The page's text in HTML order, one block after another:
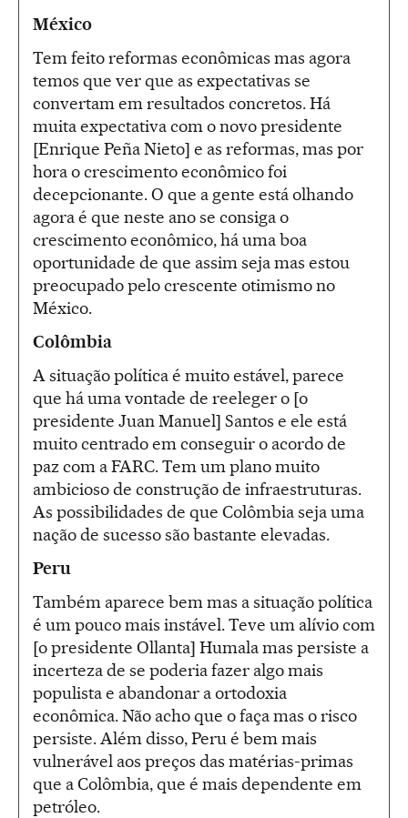
México
Tem feito reformas econômicas mas agora
temos que ver que as expectativas se
convertam em resultados concretos. Há
muita expectativa com o novo presidente
[Enrique Peña Nieto] e as reformas, mas por
hora o crescimento econômico foi
decepcionante. O que a gente está olhando
agora é que neste ano se consiga o
crescimento econômico, há uma boa
oportunidade de que assim seja mas estou
preocupado pelo crescente otimismo no
México.
Colômbia
A situação política é muito estável, parece
que há uma vontade de reeleger o [o
presidente Juan Manuel] Santos e ele está
muito centrado em conseguir o acordo de
paz com a FARC. Tem um plano muito
ambicioso de construção de infraestruturas.
As possibilidades de que Colômbia seja uma
nação de sucesso são bastante elevadas.
Peru
Também aparece bem mas a situação política
é um pouco mais instável. Teve um alívio com
[o presidente Ollanta] Humala mas persiste a
incerteza de se poderia fazer algo mais
populista e abandonar a ortodoxia
econômica. Não acho que o faça mas o risco
persiste. Além disso, Peru é bem mais
vulnerável aos preços das matérias-primas
que a Colômbia, que é mais dependente em
petróleo.